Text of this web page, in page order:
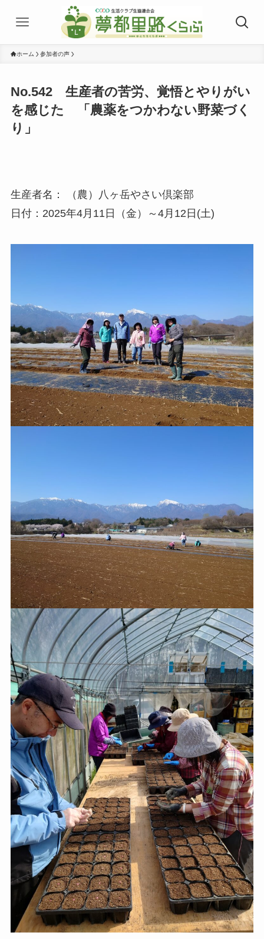
ホーム 参加者の声
No.542 生産者の苦労、覚悟とやりがい
を感じた 「農薬をつかわない野菜づく
り」
生産者名： （農）八ヶ岳やさい倶楽部
日付：2025年4月11日（金）～4月12日(土)